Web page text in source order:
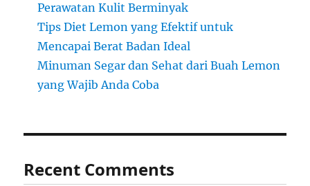
Perawatan Kulit Berminyak
Tips Diet Lemon yang Efektif untuk
Mencapai Berat Badan Ideal
Minuman Segar dan Sehat dari Buah Lemon
yang Wajib Anda Coba
Recent Comments